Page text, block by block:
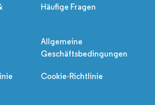
Häufige Fragen
Allgemeine
Geschäftsbedingungen
Cookie-Richtlinie